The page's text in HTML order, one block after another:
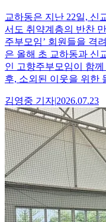
교하동은 지난 22일, 신
서도 취약계층의 반찬
주부모임’ 회원들을 격
은 올해 초 교하동과 신
인 고향주부모임이 함께
후, 소외된 이웃을 위한
김영중 기자|2026.07.23